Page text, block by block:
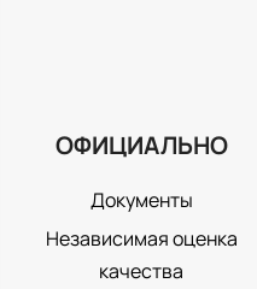
ОФИЦИАЛЬНО
Документы
Независимая оценка
качества